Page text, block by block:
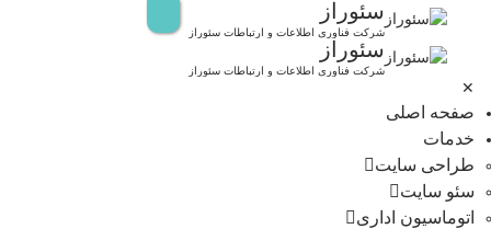
سئوراز
شرکت فناوری اطلاعات و ارتباطات سئوراز
سئوراز
شرکت فناوری اطلاعات و ارتباطات سئوراز
✕
صفحه اصلی
خدمات
طراحی سایت
سئو سایت
اتوماسیون اداری